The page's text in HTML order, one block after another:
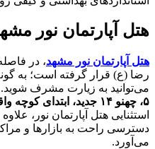
هتل آپارتمان نور
هتل آپارتمان نور مشهد، در
رضا (ع) قرار گرفته است؛ به
می‌توانید به زیارت مشرف
۵، چهنو ۱۴ جدید، ابتدای کوچه واقع شده است.
استثنایی هتل آپارتمان نور،
دسترسی راحت به بازارها و
می‌آورد.